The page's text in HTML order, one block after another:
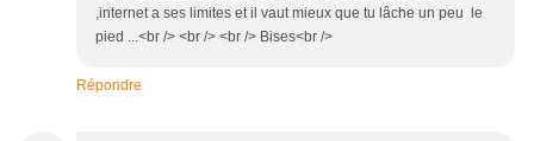
,internet a ses limites et il vaut mieux que tu lâche un peu le
pied ...<br /> <br /> <br /> Bises<br />
Répondre